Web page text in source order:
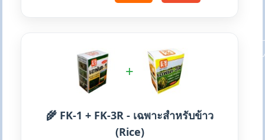
+
🌾 FK-1 + FK-3R - เฉพาะสำหรับข้าว
(Rice)